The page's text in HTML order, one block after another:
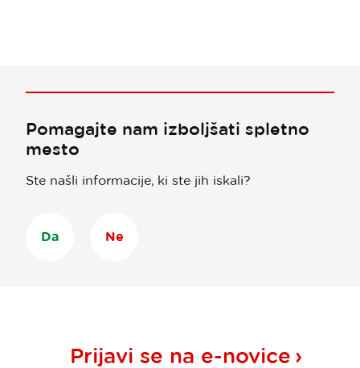
Pomagajte nam izboljšati spletno
mesto
Ste našli informacije, ki ste jih iskali?
Da Ne
Prijavi se na e-novice